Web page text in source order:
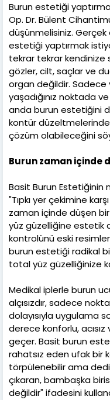
Burun estetiği
Op. Dr. Bülent
düşünmelisiniz.
estetiği yaptırmak
tekrar tekrar kendinize
gözler, cilt, saçlar ve
organ değildir. Sadece
yaşadığınız noktada
anda burun estetiğini
kontür
çözüm olabileceğini
Burun zaman içinde
Basit Burun Estetiğinin
"Tıpkı yer çekimine
zaman içinde düşen
yüz güzelliğine estetik
kontrolünü eski
burun estetiği radikal
total yüz güzelliğinize
Medikal iplerle burun
alçısızdır, sadece
dolayısıyla uygulama
derece konforlu,
geçer. Basit burun
rahatsız eden ufak bir
törpülenebilir ama
çıkaran, bambaşka
değildir" ifadesini